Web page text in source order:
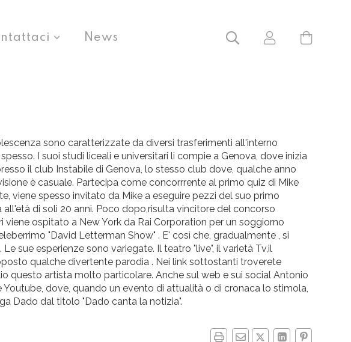
News
sono caratterizzate da diversi trasferimenti all'interno
I suoi studi liceali e universitari li compie a Genova, dove inizia
il club Instabile di Genova, lo stesso club dove, qualche anno
è casuale. Partecipa come concorrrente al primo quiz di Mike
viene spesso invitato da Mike a eseguire pezzi del suo primo
di soli 20 anni. Poco dopo,risulta vincitore del concorso
ospitato a New York da Rai Corporation per un soggiorno
"David Letterman Show" . E' così che, gradualmente , si
sue esperienze sono variegate. Il teatro "live", il varietà Tv,il
qualche divertente parodia . Nei link sottostanti troverete
questo artista molto particolare. Anche sul web e sui social Antonio
dove, quando un evento di attualità o di cronaca lo stimola,
Dado dal titolo "Dado canta la notizia".